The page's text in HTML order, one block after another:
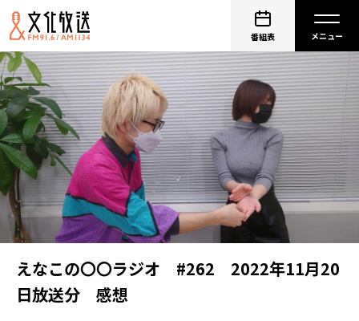
番組表
えなこの〇〇ラジオ #262 2022年11月20
日放送分 感想